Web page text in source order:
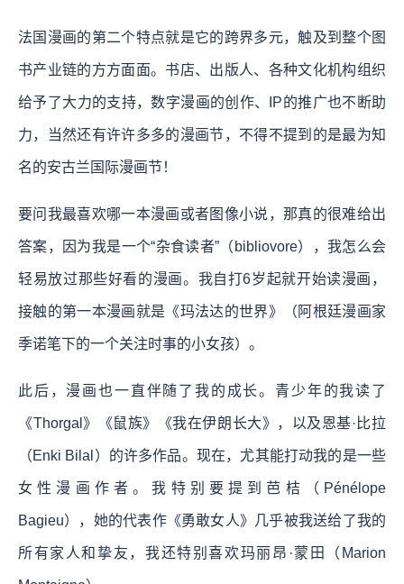
法国漫画的第二个特点就是它的跨界多元，触及到整个图
书产业链的方方面面。书店、出版人、各种文化机构组织
给予了大力的支持，数字漫画的创作、IP的推广也不断助
力，当然还有许许多多的漫画节，不得不提到的是最为知
名的安古兰国际漫画节！
要问我最喜欢哪一本漫画或者图像小说，那真的很难给出
答案，因为我是一个“杂食读者”（bibliovore），我怎么会
轻易放过那些好看的漫画。我自打6岁起就开始读漫画，
接触的第一本漫画就是《玛法达的世界》（阿根廷漫画家
季诺笔下的一个关注时事的小女孩）。
此后，漫画也一直伴随了我的成长。青少年的我读了
《Thorgal》《鼠族》《我在伊朗长大》，以及恩基·比拉
（Enki Bilal）的许多作品。现在，尤其能打动我的是一些
女性漫画作者。我特别要提到芭桔（Pénélope
Bagieu），她的代表作《勇敢女人》几乎被我送给了我的
所有家人和挚友，我还特别喜欢玛丽昂·蒙田（Marion